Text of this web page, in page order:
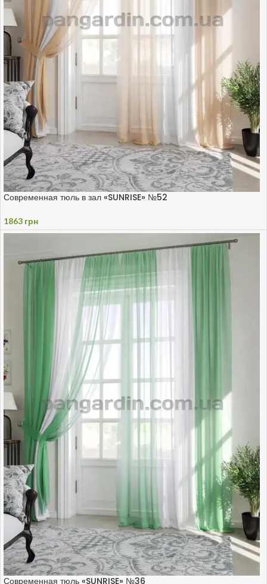
Современная тюль в зал «SUNRISE» №52
1863 грн
Современная тюль «SUNRISE» №36